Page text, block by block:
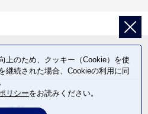
定期便
肉類
上のため、クッキー（Cookie）を使
継続された場合、Cookieの利用に同
リシーをお読みください。